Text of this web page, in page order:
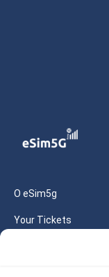
О eSim5g
Your Tickets
Калькулятор для